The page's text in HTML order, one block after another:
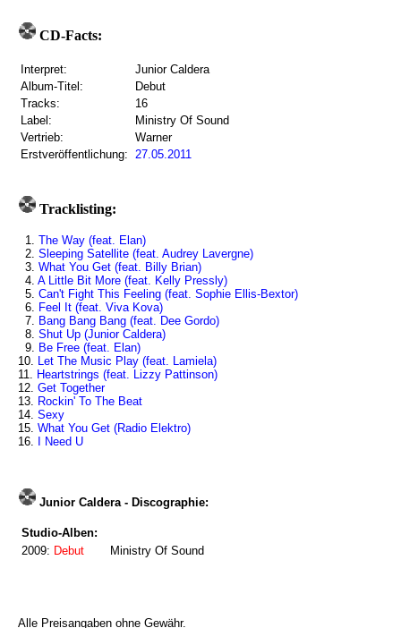
CD-Facts:
Interpret:
Junior Caldera
Album-Titel:
Debut
Tracks:
16
Label:
Ministry Of Sound
Vertrieb:
Warner
Erstveröffentlichung: 27.05.2011
Tracklisting:
1. The Way (feat. Elan)
2. Sleeping Satellite (feat. Audrey Lavergne)
3. What You Get (feat. Billy Brian)
4. A Little Bit More (feat. Kelly Pressly)
5. Can't Fight This Feeling (feat. Sophie Ellis-Bextor)
6. Feel It (feat. Viva Kova)
7. Bang Bang Bang (feat. Dee Gordo)
8. Shut Up (Junior Caldera)
9. Be Free (feat. Elan)
10. Let The Music Play (feat. Lamiela)
11. Heartstrings (feat. Lizzy Pattinson)
12. Get Together
13. Rockin' To The Beat
14. Sexy
15. What You Get (Radio Elektro)
16.
I Need U
Junior Caldera - Discographie:
Studio-Alben:
2009: Debut Ministry Of Sound
Alle Preisangaben ohne Gewähr.